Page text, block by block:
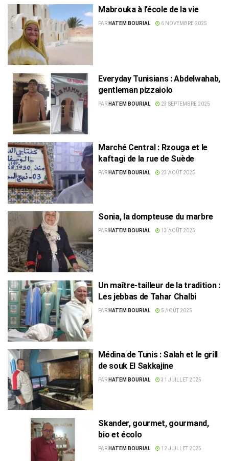
Mabrouka à l’école de la vie
PAR HATEM BOURIAL 6 NOVEMBRE 2025
Everyday Tunisians : Abdelwahab,
gentleman pizzaiolo
PAR HATEM BOURIAL 23 SEPTEMBRE 2025
Marché Central : Rzouga et le
kaftagi de la rue de Suède
PAR HATEM BOURIAL 23 AOÛT 2025
Sonia, la dompteuse du marbre
PAR HATEM BOURIAL 13 AOÛT 2025
Un maître-tailleur de la tradition :
Les jebbas de Tahar Chalbi
PAR HATEM BOURIAL 5 AOÛT 2025
Médina de Tunis : Salah et le grill
de souk El Sakkajine
PAR HATEM BOURIAL 31 JUILLET 2025
Skander, gourmet, gourmand,
bio et écolo
PAR HATEM BOURIAL 12 JUILLET 2025